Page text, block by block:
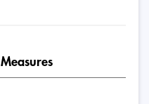
Measures